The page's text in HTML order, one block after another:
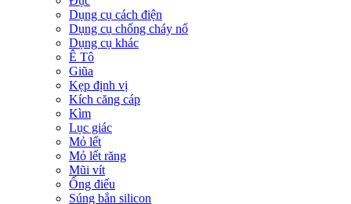
Dụng cụ cách điện
Dụng cụ chống cháy nổ
Dụng cụ khác
Ê Tô
Giũa
Kẹp định vị
Kích căng cáp
Kìm
Lục giác
Mỏ lết
Mỏ lết răng
Mũi vít
Ống điếu
Súng bắn silicon